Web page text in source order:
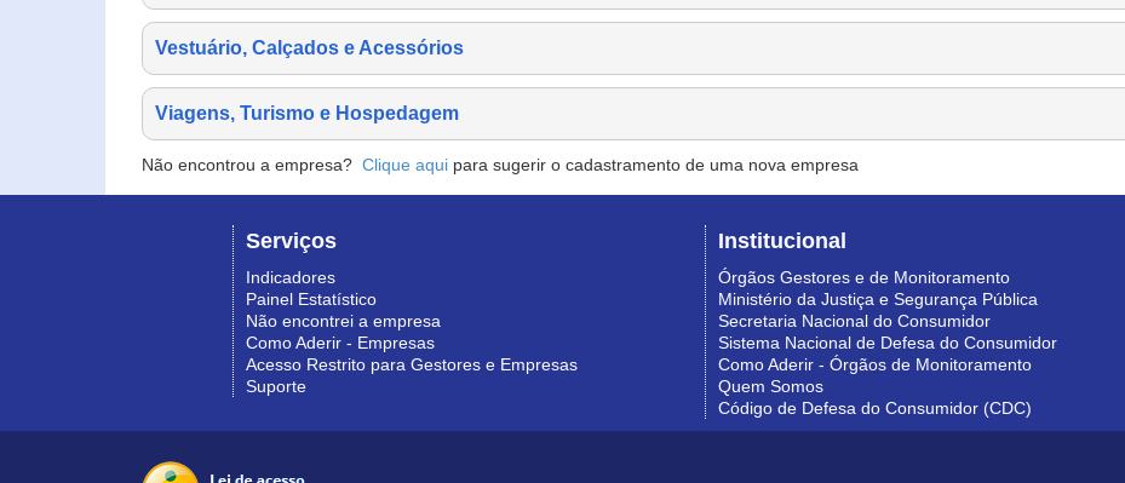
Vestuário, Calçados e Acessórios
Viagens, Turismo e Hospedagem
Não encontrou a empresa? Clique aqui para sugerir o cadastramento de uma nova empresa
Serviços
Indicadores
Painel Estatístico
Não encontrei a empresa
Como Aderir - Empresas
Acesso Restrito para Gestores e Empresas
Suporte
Institucional
Órgãos Gestores e de Monitoramento
Ministério da Justiça e Segurança Pública
Secretaria Nacional do Consumidor
Sistema Nacional de Defesa do Consumidor
Como Aderir - Órgãos de Monitoramento
Quem Somos
Código de Defesa do Consumidor (CDC)